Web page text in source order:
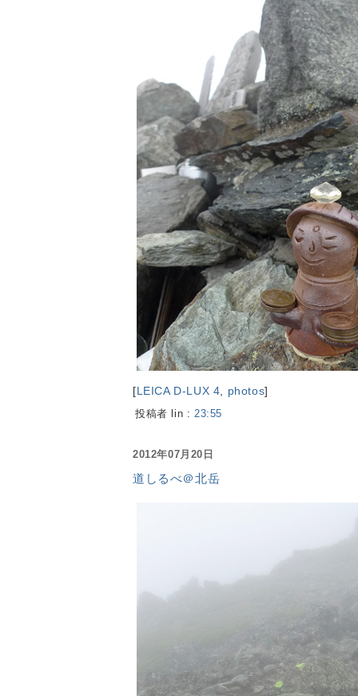
[LEICA D-LUX 4 photos]
投稿者 lin : 23:55
2012年07月20日
道しるべ＠北岳